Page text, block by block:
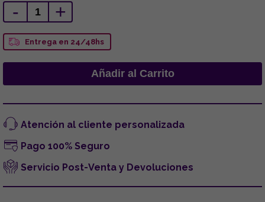
- +
Entrega en 24/48hs
Atención al cliente personalizada
Pago 100% Seguro
Servicio Post-Venta y Devoluciones